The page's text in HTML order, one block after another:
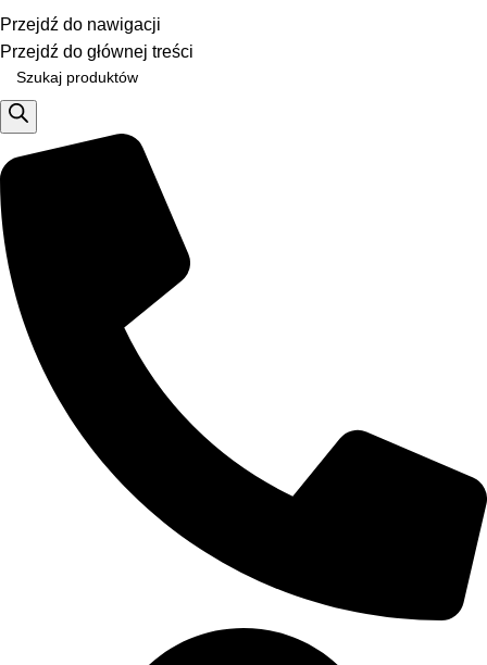
Przejdź do nawigacji
Przejdź do głównej treści
Jeśli potrzebujesz pomocy, KLIKNIJ TUTAJ aby skontaktować si